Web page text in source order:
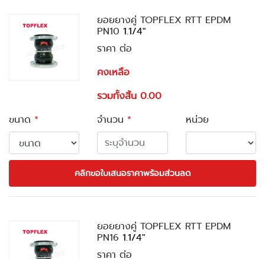
ยอยยางคู่ TOPFLEX RTT EPDM
PN101.1/4"
ราคา ต่อ
คงเหลือ
รวมทั้งสิ้น 0.00
ขนาด * จำนวน * หน่วย
คลิกขอใบเสนอราคาพร้อมส่วนลด
ยอยยางคู่ TOPFLEX RTT EPDM
PN161.1/4"
ราคา ต่อ